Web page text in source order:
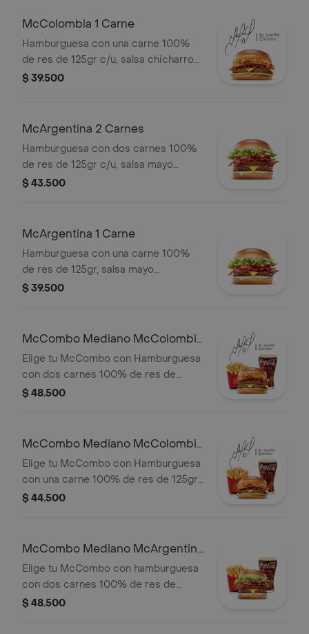
McColombia 1 Carne
Hamburguesa con una carne 100%
de res de 125gr c/u, salsa chicharron,
cebolla crispy, tajada de platano,
$ 39.500
McArgentina 2 Carnes
Hamburguesa con dos carnes 100%
de res de 125gr c/u, salsa mayo
chimichurri, cebolla fresca, lechuga,
$ 43.500
McArgentina 1 Carne
Hamburguesa con una carne 100%
de res de 125gr, salsa mayo
chimichurri, cebolla fresca, lechuga,
$ 39.500
McCombo Mediano McColombia
2 Carnes
Elige tu McCombo con Hamburguesa
con dos carnes 100% de res de
125gr c/u, salsa chicharron, cebolla
con papas medianas y gaseosa
$ 48.500
McCombo Mediano McColombia
1 Carne
Elige tu McCombo con Hamburguesa
con una carne 100% de res de 125gr
c/u, salsa chicharron, cebolla crispy,
papas medianas y gaseosa mediana a
$ 44.500
McCombo Mediano McArgentina
2 Carnes
Elige tu McCombo con hamburguesa
con dos carnes 100% de res de
125gr c/u, salsa mayo chimichurri,
$ 48.500